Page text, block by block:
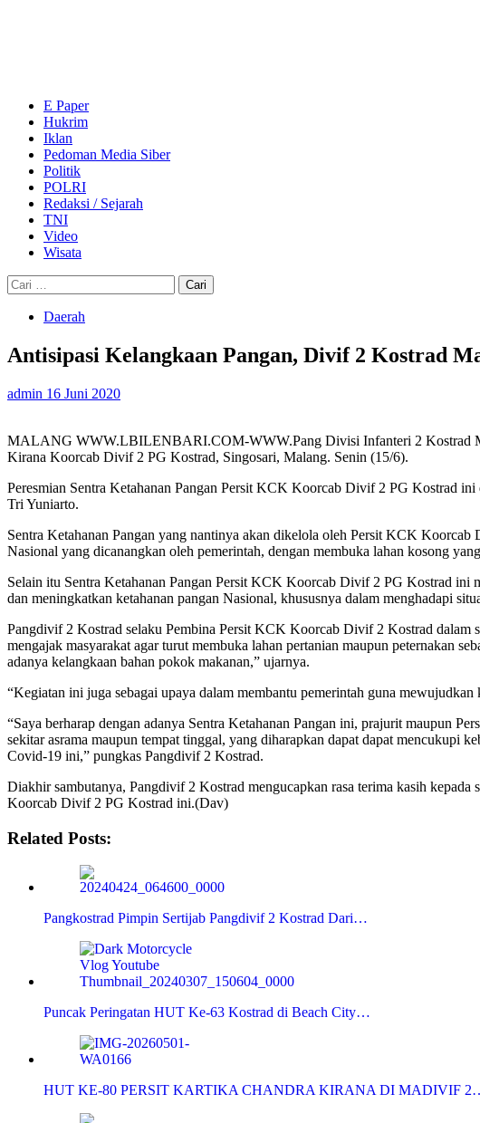
E Paper
Hukrim
Iklan
Pedoman Media Siber
Politik
POLRI
Redaksi / Sejarah
TNI
Video
Wisata
Cari
untuk:
Daerah
Antisipasi Kelangkaan Pangan, Divif 2 Kostrad
admin 16 Juni 2020
MALANG WWW.LBILENBARI.COM-WWW.Pang Divisi Infanteri 2 Kostrad
Kirana Koorcab Divif 2 PG Kostrad, Singosari, Malang. Senin (15/6).
Peresmian Sentra Ketahanan Pangan Persit KCK Koorcab Divif 2 PG Kostrad
Tri Yuniarto.
Sentra Ketahanan Pangan yang nantinya akan dikelola oleh Persit KCK
Nasional yang dicanangkan oleh pemerintah, dengan membuka lahan kosong
Selain itu Sentra Ketahanan Pangan Persit KCK Koorcab Divif 2 PG Kostrad
dan meningkatkan ketahanan pangan Nasional, khususnya dalam menghadapi
Pangdivif 2 Kostrad selaku Pembina Persit KCK Koorcab Divif 2 Kostrad dalam
mengajak masyarakat agar turut membuka lahan pertanian maupun peternakan
adanya kelangkaan bahan pokok makanan,” ujarnya.
“Kegiatan ini juga sebagai upaya dalam membantu pemerintah guna
“Saya berharap dengan adanya Sentra Ketahanan Pangan ini, prajurit maupun
sekitar asrama maupun tempat tinggal, yang diharapkan dapat dapat mencukupi
Covid-19 ini,” pungkas Pangdivif 2 Kostrad.
Diakhir sambutanya, Pangdivif 2 Kostrad mengucapkan rasa terima kasih
Koorcab Divif 2 PG Kostrad ini.(Dav)
Related Posts:
Pangkostrad Pimpin Sertijab Pangdivif 2 Kostrad Dari…
Puncak Peringatan HUT Ke-63 Kostrad di Beach City…
HUT KE-80 PERSIT KARTIKA CHANDRA KIRANA DI MADIVIF